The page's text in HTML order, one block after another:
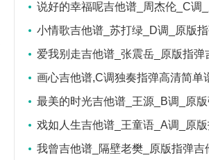
谱指弹简谱1张图
说好的幸福呢吉他谱_周杰伦_C调
弹吉他简谱
小情歌吉他谱_苏打绿_D调_原版
简谱
爱我别走吉他谱_张震岳_原版指弹
画心吉他谱,C调独奏指弹高清简单
谱,张靓颖六线谱原版六线谱图片
最美的时光吉他谱_王源_B调_原
他简谱
戏如人生吉他谱_王童语_A调_原
他简谱
我曾吉他谱_隔壁老樊_原版指弹吉